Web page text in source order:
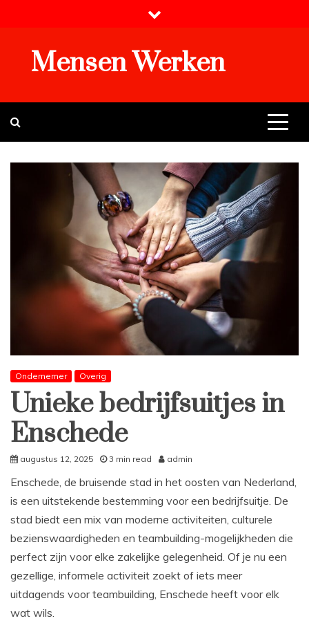
Mensen Werken
Ondernemer Overig
Unieke bedrijfsuitjes in
Enschede
augustus 12, 2025 3 min read admin
Enschede, de bruisende stad in het oosten van Nederland,
is een uitstekende bestemming voor een bedrijfsuitje. De
stad biedt een mix van moderne activiteiten, culturele
bezienswaardigheden en teambuilding-mogelijkheden die
perfect zijn voor elke zakelijke gelegenheid. Of je nu een
gezellige, informele activiteit zoekt of iets meer
uitdagends voor teambuilding, Enschede heeft voor elk
wat wils.